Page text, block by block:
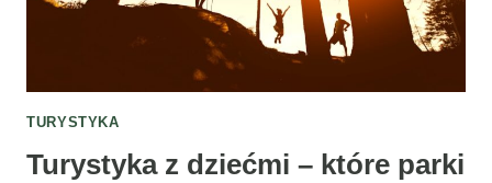
TURYSTYKA
Turystyka z dziećmi – które parki